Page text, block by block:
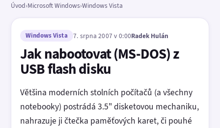
Úvod›Microsoft Windows›Windows Vista
Windows Vista 7. srpna 2007 v 0:00Radek Hulán
Jak nabootovat (MS-DOS) z
USB flash disku
Většina moderních stolních počítačů (a všechny
notebooky) postrádá 3.5" disketovou mechaniku,
nahrazuje ji čtečka paměťových karet, či pouhé